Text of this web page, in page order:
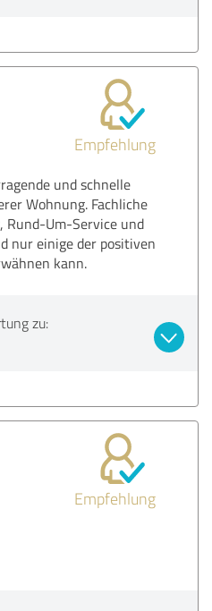
Empfehlung
und schnelle
Wohnung. Fachliche
Rund-Um-Service und
nur einige der positiven
kann.
zu:
Empfehlung